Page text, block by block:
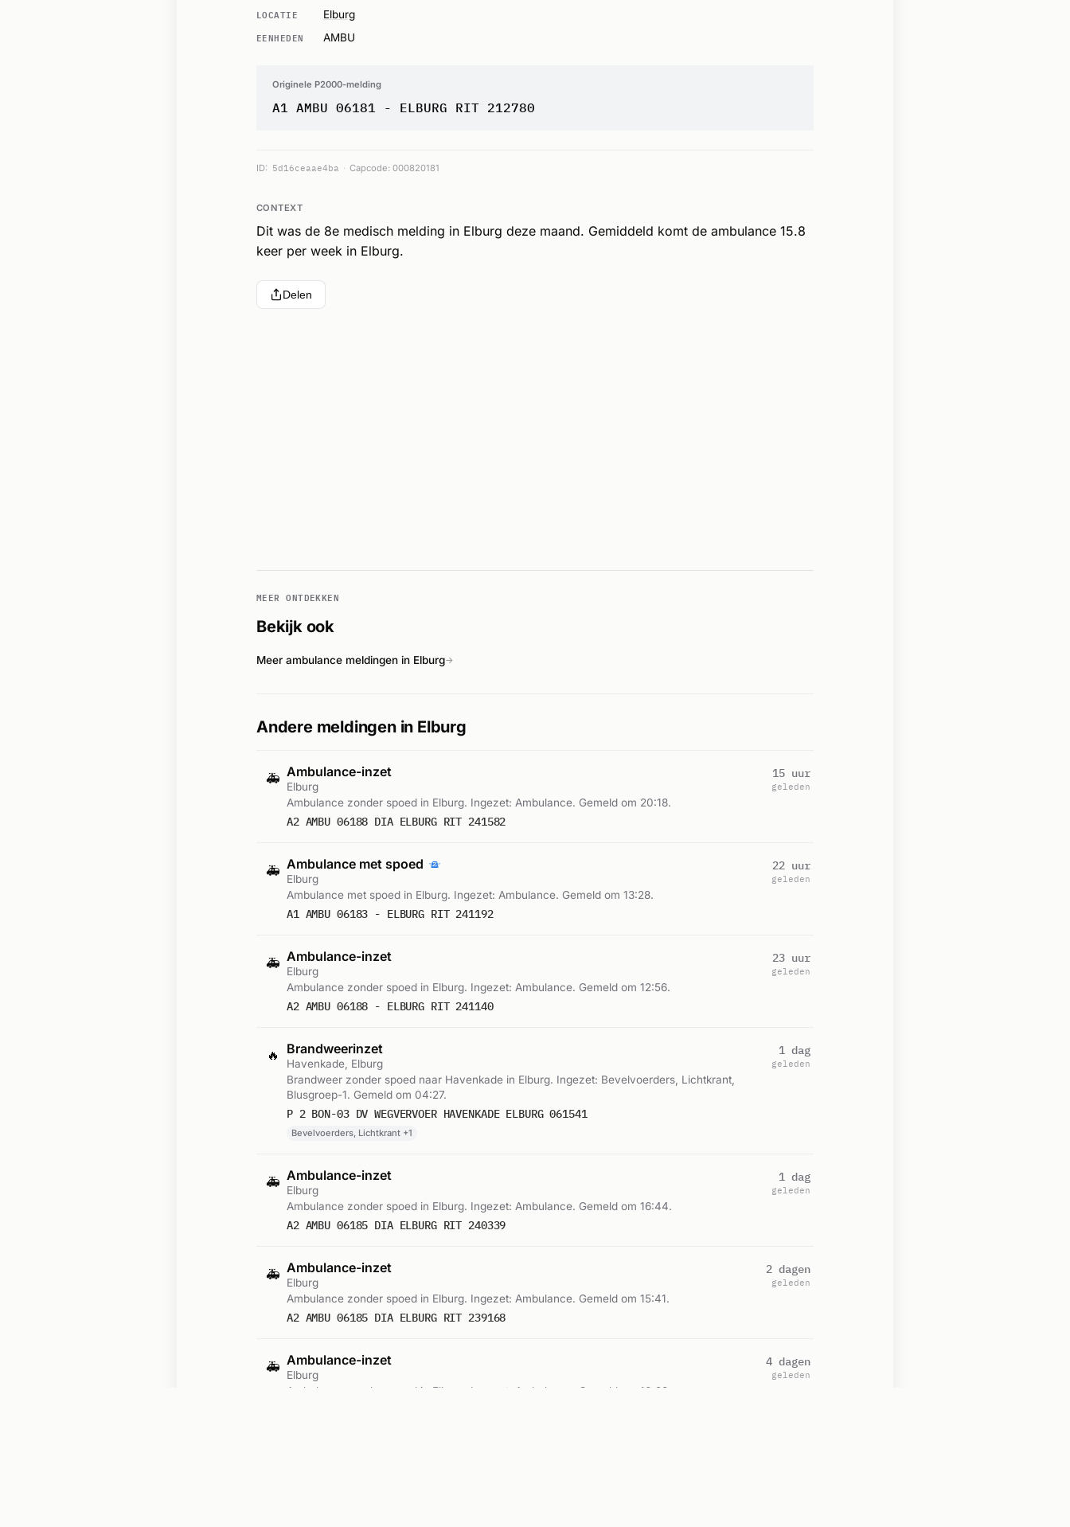
LOCATIE
Elburg
EENHEDEN AMBU
Originele P2000-melding
A1 AMBU 06181 - ELBURG RIT 212780
ID: 5d16ceaae4ba Capcode: 000820181
CONTEXT
Dit was de 8e medisch melding in Elburg deze maand. Gemiddeld komt de ambulance 15.8
keer per week in Elburg.
Delen
MEER ONTDEKKEN
Bekijk ook
Meer ambulance meldingen in Elburg→
Andere meldingen in Elburg
🚑 Ambulance-inzet
Elburg
Ambulance zonder spoed in Elburg. Ingezet: Ambulance. Gemeld om 20:18.
A2 AMBU 06188 DIA ELBURG RIT 241582
15 uur
geleden
🚑 Ambulance met spoed
Elburg
Ambulance met spoed in Elburg. Ingezet: Ambulance. Gemeld om 13:28.
A1 AMBU 06183 - ELBURG RIT 241192
22 uur
geleden
🚑 Ambulance-inzet
Elburg
Ambulance zonder spoed in Elburg. Ingezet: Ambulance. Gemeld om 12:56.
A2 AMBU 06188 - ELBURG RIT 241140
23 uur
geleden
🔥 Brandweerinzet
Havenkade, Elburg
Brandweer zonder spoed naar Havenkade in Elburg. Ingezet: Bevelvoerders, Lichtkrant,
Blusgroep-1. Gemeld om 04:27.
P 2 BON-03 DV WEGVERVOER HAVENKADE ELBURG 061541
Bevelvoerders, Lichtkrant +1
1 dag
geleden
🚑 Ambulance-inzet
Elburg
Ambulance zonder spoed in Elburg. Ingezet: Ambulance. Gemeld om 16:44.
A2 AMBU 06185 DIA ELBURG RIT 240339
1 dag
geleden
🚑 Ambulance-inzet
Elburg
Ambulance zonder spoed in Elburg. Ingezet: Ambulance. Gemeld om 15:41.
A2 AMBU 06185 DIA ELBURG RIT 239168
2 dagen
geleden
🚑 Ambulance-inzet
Elburg
Ambulance zonder spoed in Elburg. Ingezet: Ambulance. Gemeld om 10:28.
4 dagen
geleden